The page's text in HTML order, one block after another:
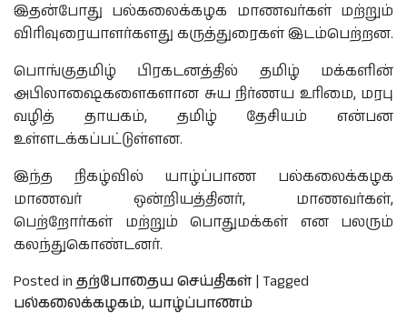
இதன்போது பல்கலைக்கழக மாணவர்கள் மற்றும்
விரிவுரையாளர்களது கருத்துரைகள் இடம்பெற்றன.
பொங்குதமிழ் பிரகடனத்தில் தமிழ் மக்களின்
அபிலாஷைகளைகளான சுய நிர்ணய உரிமை, மரபு
வழித் தாயகம், தமிழ் தேசியம் என்பன
உள்ளடக்கப்பட்டுள்ளன.
இந்த நிகழ்வில் யாழ்ப்பாண பல்கலைக்கழக
மாணவர் ஒன்றியத்தினர், மாணவர்கள்,
பெற்றோர்கள் மற்றும் பொதுமக்கள் என பலரும்
கலந்துகொண்டனர்.
Posted in தற்போதைய செய்திகள் | Tagged
பல்கலைக்கழகம், யாழ்ப்பாணம்